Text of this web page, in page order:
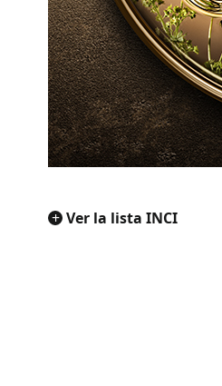
+ Ver la lista INCI